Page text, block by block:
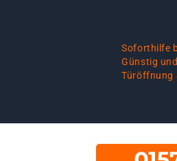
Soforthilfe
Günstig
Türöffnung